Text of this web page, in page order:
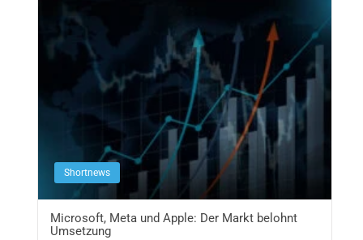
Shortnews
Microsoft, Meta und Apple: Der Markt belohnt
Umsetzung